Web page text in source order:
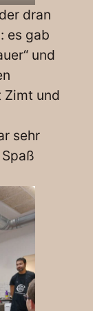
dran
es gab
und
Zimt und
sehr